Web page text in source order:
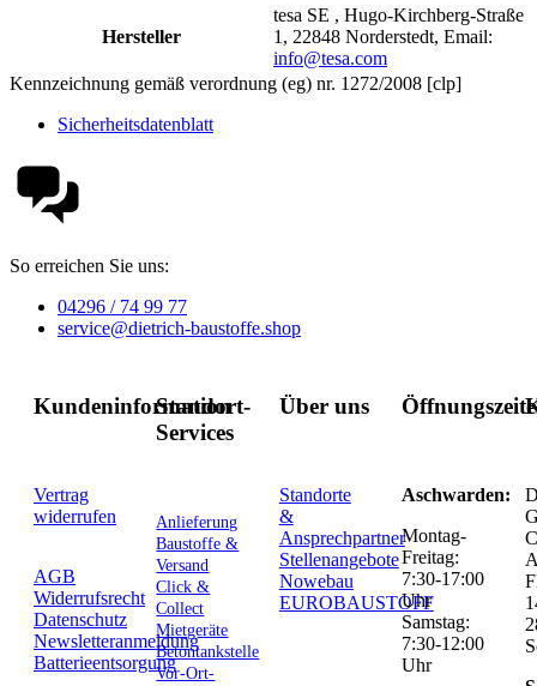
Hersteller
tesa SE , Hugo-Kirchberg-Straße
1, 22848 Norderstedt, Email:
info@tesa.com
Kennzeichnung gemäß verordnung (eg) nr. 1272/2008 [clp]
Sicherheitsdatenblatt
So erreichen Sie uns:
04296 / 74 99 77
service@dietrich-baustoffe.shop
Kundeninformation
Vertrag
widerrufen
AGB
Widerrufsrecht
Datenschutz
Newsletteranmeldung
Batterieentsorgung
Standort-
Services
Anlieferung
Baustoffe &
Versand
Click &
Collect
Mietgeräte
Betontankstelle
Vor-Ort-
Über uns
Standorte
&
Ansprechpartner
Stellenangebote
Nowebau
EUROBAUSTOFF
Aschwarden:
Montag-
Freitag:
7:30-17:00
Uhr
Samstag:
7:30-12:00
Uhr